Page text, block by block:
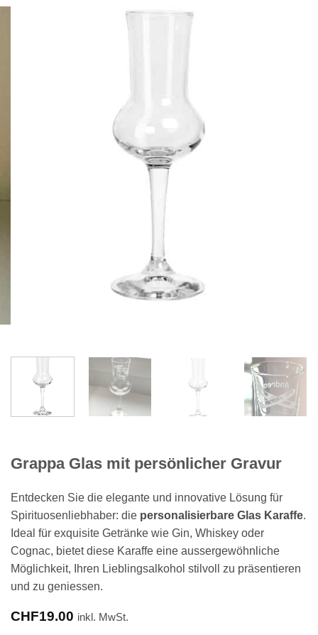
Grappa Glas mit persönlicher Gravur
Entdecken Sie die elegante und innovative Lösung für
Spirituosenliebhaber: die personalisierbare Glas Karaffe.
Ideal für exquisite Getränke wie Gin, Whiskey oder
Cognac, bietet diese Karaffe eine aussergewöhnliche
Möglichkeit, Ihren Lieblingsalkohol stilvoll zu präsentieren
und zu geniessen.
CHF19.00 inkl. MwSt.